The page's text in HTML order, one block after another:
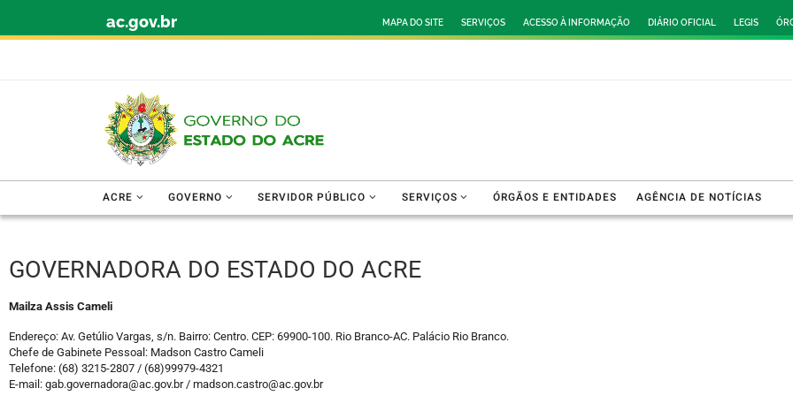
ac.gov.br MAPA DO SITE SERVIÇOS ACESSO À INFORMAÇÃO DIÁRIO OFICIAL LEGIS
ACRE GOVERNO SERVIDOR PÚBLICO SERVIÇOS ÓRGÃOS E ENTIDADES AGÊNCIA DE NOTÍCIAS
GOVERNADORA DO ESTADO DO ACRE
Mailza Assis Cameli
Endereço: Av. Getúlio Vargas, s/n. Bairro: Centro. CEP: 69900-100. Rio Branco-AC. Palácio Rio Branco.
Chefe de Gabinete Pessoal: Madson Castro Cameli
Telefone: (68) 3215-2807 / (68)99979-4321
E-mail: gab.governadora@ac.gov.br / madson.castro@ac.gov.br